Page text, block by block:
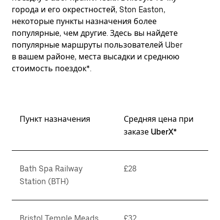
города и его окрестностей, Ston Easton,
некоторые пункты назначения более
популярные, чем другие. Здесь вы найдете
популярные маршруты пользователей Uber
в вашем районе, места высадки и среднюю
стоимость поездок*.
Пункт назначения
Средняя цена при
заказе UberX*
Bath Spa Railway
Station (BTH)
£28